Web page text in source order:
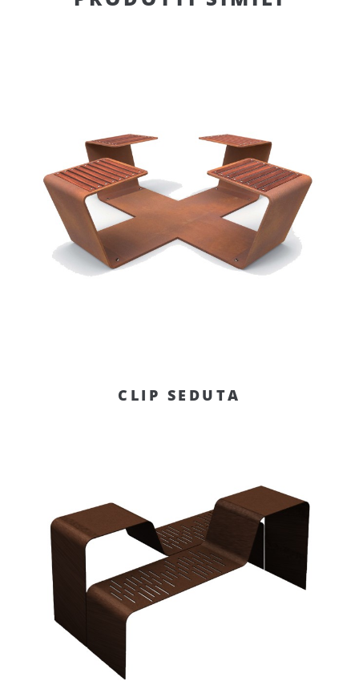
CLIP SEDUTA